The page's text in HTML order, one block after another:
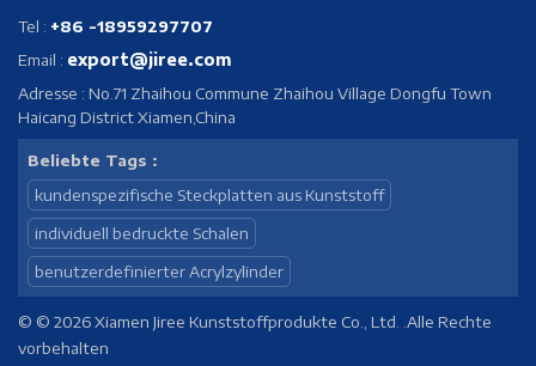
Tel : +86 -18959297707
Email : export@jiree.com
Adresse : No.71 Zhaihou Commune Zhaihou Village Dongfu Town
Haicang District Xiamen,China
Beliebte Tags :
kundenspezifische Steckplatten aus Kunststoff
individuell bedruckte Schalen
benutzerdefinierter Acrylzylinder
© © 2026 Xiamen Jiree Kunststoffprodukte Co., Ltd. .Alle Rechte
vorbehalten